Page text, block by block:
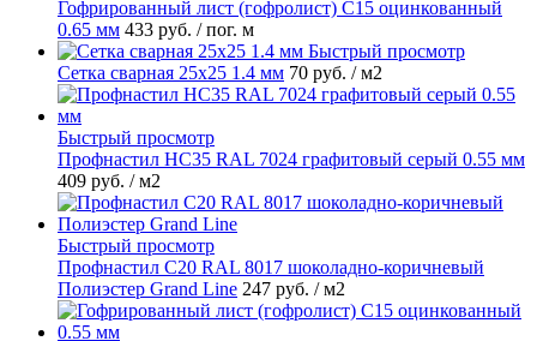
Гофрированный лист (гофролист) С15 оцинкованный
0.65 мм 433 руб. / пог. м
Быстрый просмотр
Сетка сварная 25х25 1.4 мм 70 руб. / м2
Быстрый просмотр
Профнастил НС35 RAL 7024 графитовый серый 0.55 мм
409 руб. / м2
Быстрый просмотр
Профнастил С20 RAL 8017 шоколадно-коричневый
Полиэстер Grand Line 247 руб. / м2